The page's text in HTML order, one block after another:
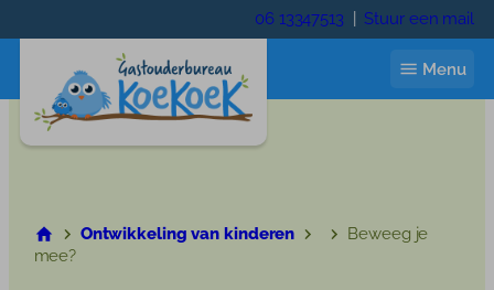
naar
06 13347513 Stuur een mail
Menu
Ik zoek een gastouder
Ontwikkeling van kinderen
Beweeg je
mee?